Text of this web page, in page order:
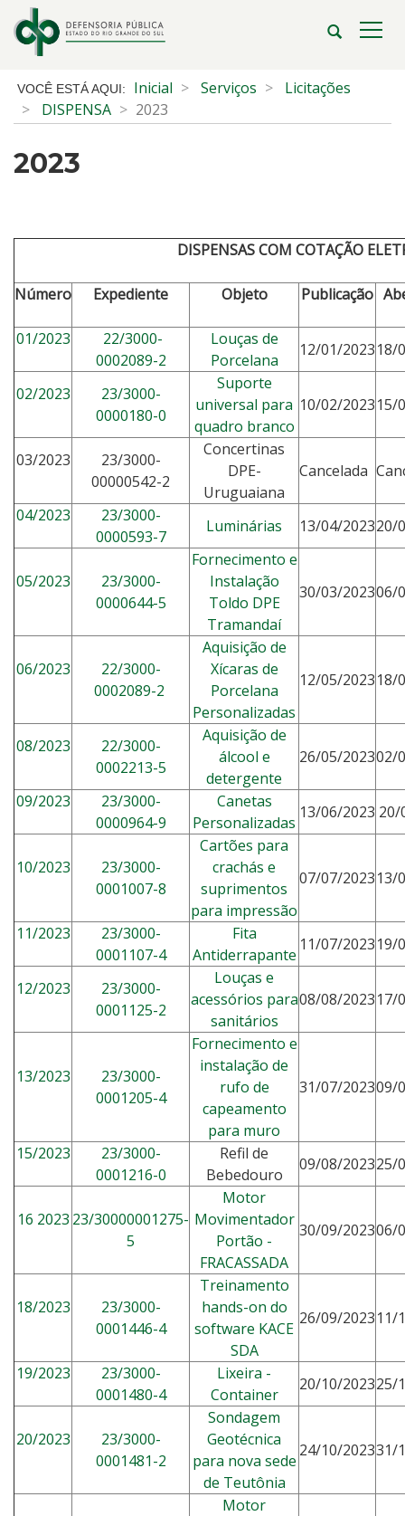
para
para
menu
Abrir
Início
conteúdo
Inicial Serviços
Licitações
DISPENSA
2023
2023
DISPENSAS COM COTAÇÃO
Número Expediente Objeto Publicação
01/2023
22/3000-
0002089-2
Louças de
Porcelana
12/01/202318/
02/2023
23/3000-
0000180-0
Suporte
universal para
quadro branco
10/02/202315/
03/2023
23/3000-
00000542-2
Concertinas
DPE-
Uruguaiana
Cancelada
04/2023
23/3000-
0000593-7
Luminárias 13/04/202320/
05/2023
23/3000-
0000644-5
Fornecimento e
Instalação
Toldo DPE
Tramandaí
30/03/202306/
06/2023
22/3000-
0002089-2
Aquisição de
Xícaras de
Porcelana
Personalizadas
12/05/202318/
08/2023
22/3000-
0002213-5
Aquisição de
álcool e
detergente
26/05/202302/
09/2023
23/3000-
0000964-9
Canetas
Personalizadas
13/06/2023 20/
10/2023
23/3000-
0001007-8
Cartões para
crachás e
suprimentos
para impressão
07/07/202313/
11/2023
23/3000-
0001107-4
Fita
Antiderrapante
11/07/202319/
12/2023
23/3000-
0001125-2
Louças e
acessórios para
sanitários
08/08/202317/
13/2023
23/3000-
0001205-4
Fornecimento e
instalação de
rufo de
capeamento
para muro
31/07/202309/
15/2023
23/3000-
0001216-0
Refil de
Bebedouro
09/08/202325/
16 2023 23/30000001275-
5
Motor
Movimentador
Portão -
FRACASSADA
30/09/202306/
18/2023
23/3000-
0001446-4
Treinamento
hands-on do
software KACE
SDA
26/09/202311/
19/2023
23/3000-
0001480-4
Lixeira -
Container
20/10/202325/
20/2023
23/3000-
0001481-2
Sondagem
Geotécnica
para nova sede
de Teutônia
24/10/202331/
Motor